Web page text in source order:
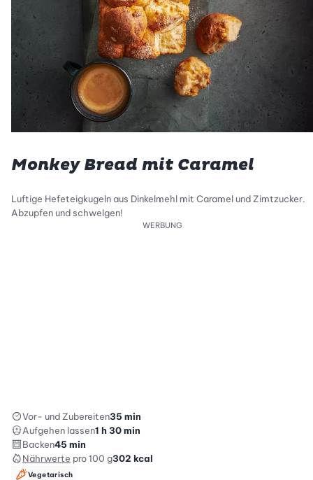
Monkey Bread mit Caramel
Luftige Hefeteigkugeln aus Dinkelmehl mit Caramel und Zimtzucker.
Abzupfen und schwelgen!
WERBUNG
Vor- und Zubereiten35 min
Aufgehen lassen1 h 30 min
Backen45 min
Nährwerte pro 100 g302 kcal
Vegetarisch